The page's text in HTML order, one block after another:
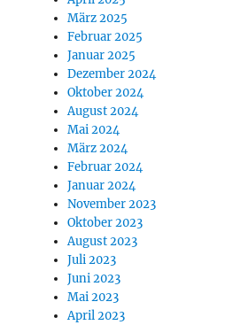
März 2025
Februar 2025
Januar 2025
Dezember 2024
Oktober 2024
August 2024
Mai 2024
März 2024
Februar 2024
Januar 2024
November 2023
Oktober 2023
August 2023
Juli 2023
Juni 2023
Mai 2023
April 2023